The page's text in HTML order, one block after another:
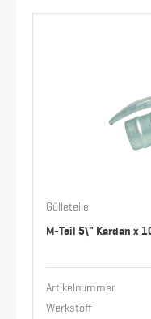
Gülleteile
M-Teil 5\" Kardan x
Artikelnummer
Werkstoff